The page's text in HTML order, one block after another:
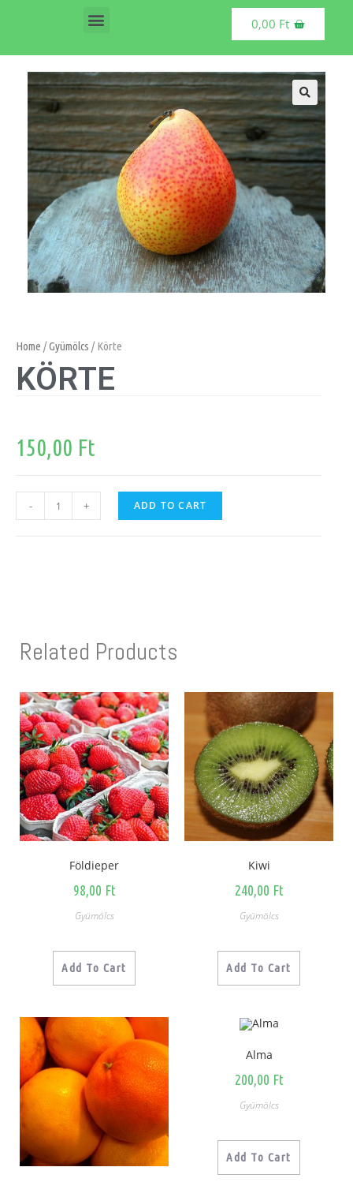
0,00 Ft
Home /Gyümölcs / Körte
KÖRTE
150,00 Ft
- + ADD TO CART
🔍
Related Products
Földieper
98,00 Ft
Gyümölcs
Add To Cart
Kiwi
240,00 Ft
Gyümölcs
Add To Cart
Alma
200,00 Ft
Gyümölcs
Add To Cart